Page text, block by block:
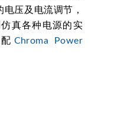
压及电流调节，
真各种电源的实
Chroma Power